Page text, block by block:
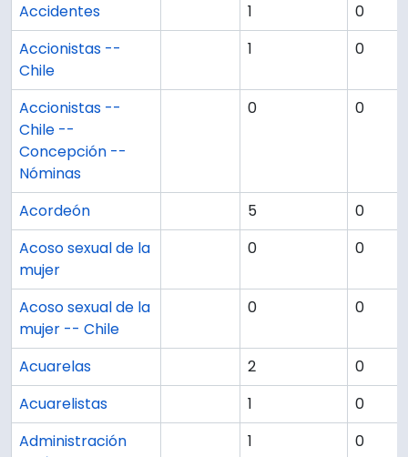
Accidentes 1
0
Accionistas --
Chile
1 0
Accionistas --
Chile --
Concepción --
Nóminas
0 0
Acordeón 5
0
Acoso sexual de la
mujer
0 0
Acoso sexual de la
mujer -- Chile
0 0
Acuarelas 2
0
Acuarelistas
1
0
Administración
1 0